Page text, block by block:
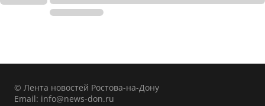
© Лента новостей Ростова-на-Дону
Email: info@news-don.ru